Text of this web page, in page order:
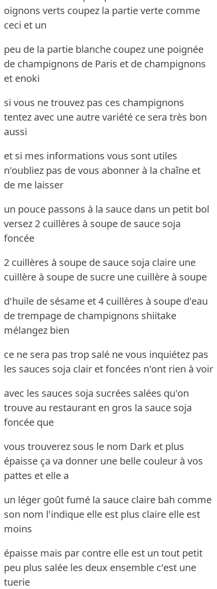
oignons verts coupez la partie verte comme
ceci et un
peu de la partie blanche coupez une poignée
de champignons de Paris et de champignons
et enoki
si vous ne trouvez pas ces champignons
tentez avec une autre variété ce sera très bon
aussi
et si mes informations vous sont utiles
n'oubliez pas de vous abonner à la chaîne et
de me laisser
un pouce passons à la sauce dans un petit bol
versez 2 cuillères à soupe de sauce soja
foncée
2 cuillères à soupe de sauce soja claire une
cuillère à soupe de sucre une cuillère à soupe
d'huile de sésame et 4 cuillères à soupe d'eau
de trempage de champignons shiitake
mélangez bien
ce ne sera pas trop salé ne vous inquiétez pas
les sauces soja clair et foncées n'ont rien à voir
avec les sauces soja sucrées salées qu'on
trouve au restaurant en gros la sauce soja
foncée que
vous trouverez sous le nom Dark et plus
épaisse ça va donner une belle couleur à vos
pattes et elle a
un léger goût fumé la sauce claire bah comme
son nom l'indique elle est plus claire elle est
moins
épaisse mais par contre elle est un tout petit
peu plus salée les deux ensemble c'est une
tuerie